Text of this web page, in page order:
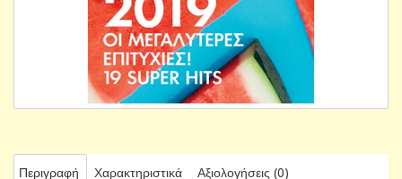
Περιγραφή Χαρακτηριστικά Αξιολογήσεις (0)